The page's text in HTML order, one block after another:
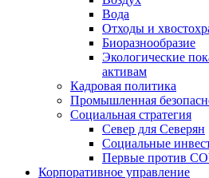
Вода
Отходы и
Биоразнообразие
Экологические
активам
Кадровая политика
Промышленная
Социальная стратегия
Север для Северян
Социальные
Первые против
Корпоративное управление